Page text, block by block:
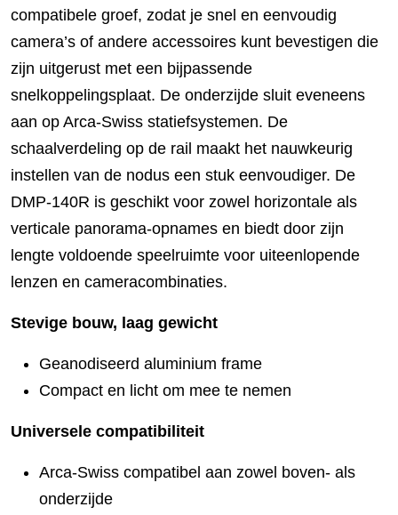
compatibele groef, zodat je snel en eenvoudig
camera’s of andere accessoires kunt bevestigen die
zijn uitgerust met een bijpassende
snelkoppelingsplaat. De onderzijde sluit eveneens
aan op Arca-Swiss statiefsystemen. De
schaalverdeling op de rail maakt het nauwkeurig
instellen van de nodus een stuk eenvoudiger. De
DMP-140R is geschikt voor zowel horizontale als
verticale panorama-opnames en biedt door zijn
lengte voldoende speelruimte voor uiteenlopende
lenzen en cameracombinaties.
Stevige bouw, laag gewicht
Geanodiseerd aluminium frame
Compact en licht om mee te nemen
Universele compatibiliteit
Arca-Swiss compatibel aan zowel boven- als
onderzijde